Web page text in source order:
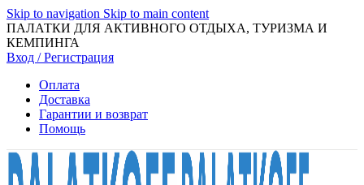
Skip to navigation Skip to main content
ПАЛАТКИ ДЛЯ АКТИВНОГО ОТДЫХА, ТУРИЗМА И
КЕМПИНГА
Вход / Регистрация
Оплата
Доставка
Гарантии и возврат
Помощь